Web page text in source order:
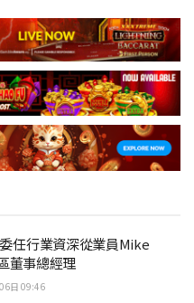
任行業資深從業員Mike
董事總經理
日 09:46